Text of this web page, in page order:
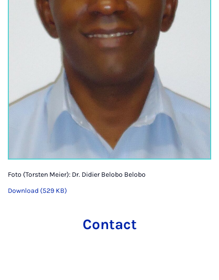
Foto (Torsten Meier): Dr. Didier Belobo Belobo
Download (529 KB)
Contact